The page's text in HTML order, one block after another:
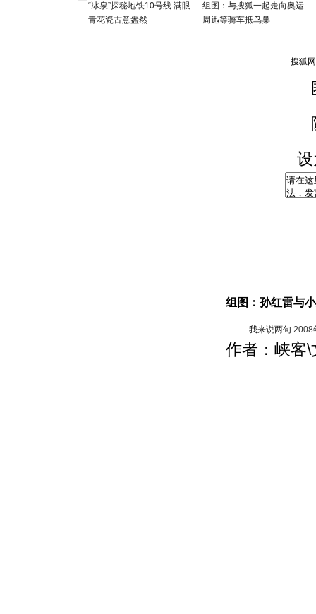
“冰泉”探秘地铁10号线 满眼
青花瓷古意盎然
组图：与搜狐一起走向奥运
周迅等骑车抵鸟巢
组图：孙红雷与
我来说两句 2008
作者：峡客